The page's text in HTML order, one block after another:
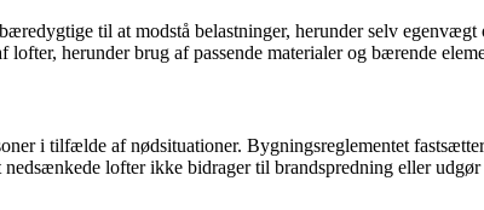
til at modstå belastninger, herunder selv egenvægt
herunder brug af passende materialer og bærende
i tilfælde af nødsituationer. Bygningsreglementet
lofter ikke bidrager til brandspredning eller